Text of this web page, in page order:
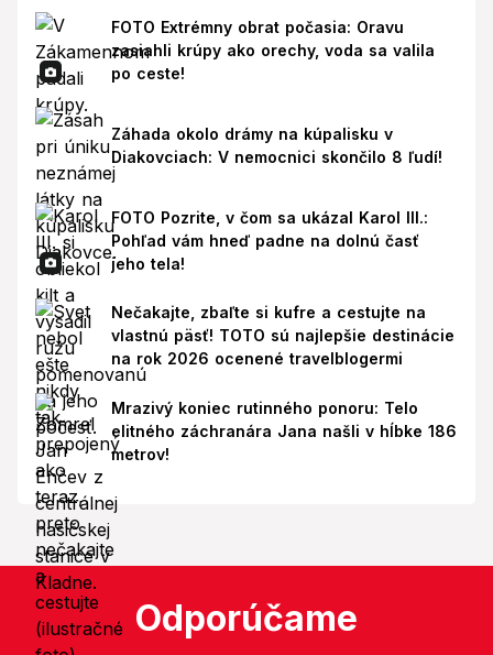
FOTO Extrémny obrat počasia: Oravu
zasiahli krúpy ako orechy, voda sa valila
po ceste!
Záhada okolo drámy na kúpalisku v
Diakovciach: V nemocnici skončilo 8 ľudí!
FOTO Pozrite, v čom sa ukázal Karol III.:
Pohľad vám hneď padne na dolnú časť
jeho tela!
Nečakajte, zbaľte si kufre a cestujte na
vlastnú päsť! TOTO sú najlepšie destinácie
na rok 2026 ocenené travelblogermi
Mrazivý koniec rutinného ponoru: Telo
elitného záchranára Jana našli v hĺbke 186
metrov!
Odporúčame